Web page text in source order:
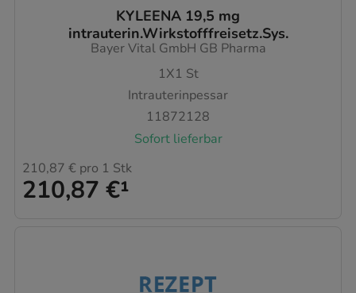
KYLEENA 19,5 mg
intrauterin.Wirkstofffreisetz.Sys.
Bayer Vital GmbH GB Pharma
1X1 St
Intrauterinpessar
11872128
Sofort lieferbar
210,87 €¹
210,87 € pro 1 Stk